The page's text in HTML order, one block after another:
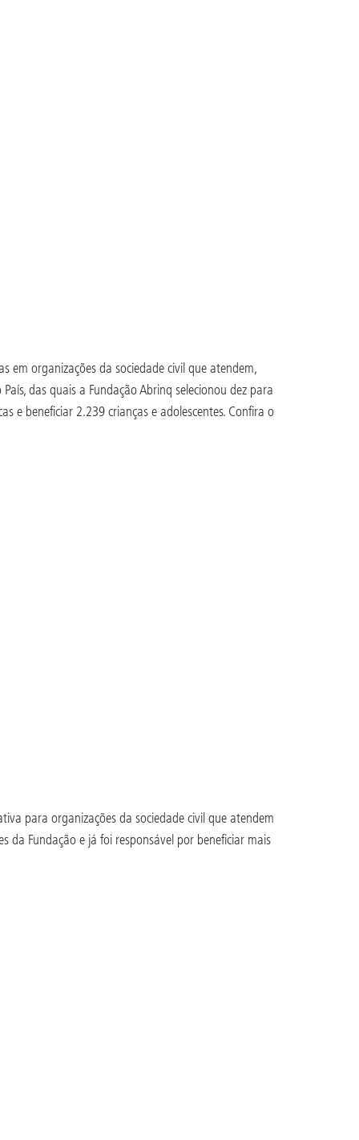
em organizações da sociedade civil que atendem,
das quais a Fundação Abrinq selecionou dez para
e beneficiar 2.239 crianças e adolescentes. Confira o
para organizações da sociedade civil que atendem
da Fundação e já foi responsável por beneficiar mais